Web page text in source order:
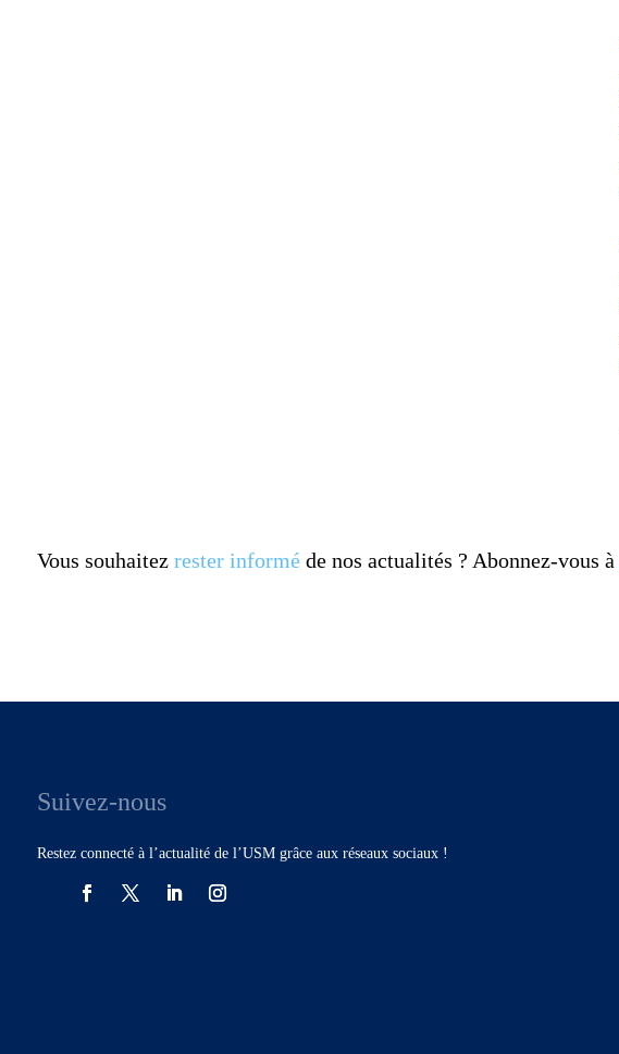
Vous souhaitez rester informéde nos actualités ? Abonnez-vous à
Suivez-nous
Restez connecté à l’actualité de l’USM grâce aux réseaux sociaux !